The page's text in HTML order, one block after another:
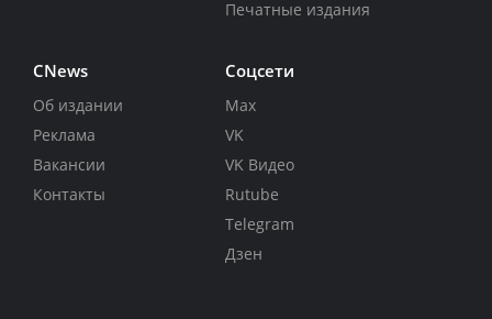
Печатные издания
CNews
Об издании
Реклама
Вакансии
Контакты
Соцсети
Max
VK
VK Видео
Rutube
Telegram
Дзен